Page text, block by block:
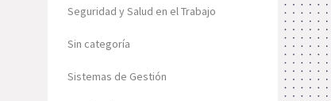
Seguridad y Salud en el Trabajo
Sin categoría
Sistemas de Gestión